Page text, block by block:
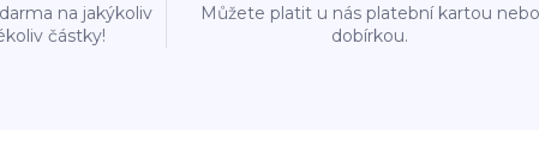
na jakýkoliv
částky!
Můžete platit u nás platební kartou nebo
dobírkou.